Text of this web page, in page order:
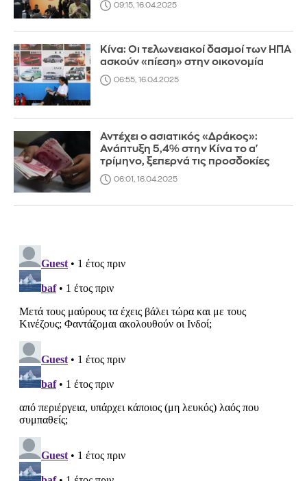
09:15, 16.04.2025
Κίνα: Οι τελωνειακοί δασμοί των ΗΠΑ
ασκούν «πίεση» στην οικονομία
06:55, 16.04.2025
Αντέχει ο ασιατικός «Δράκος»:
Ανάπτυξη 5,4% στην Κίνα το α'
τρίμηνο, ξεπερνά τις προσδοκίες
06:01, 16.04.2025